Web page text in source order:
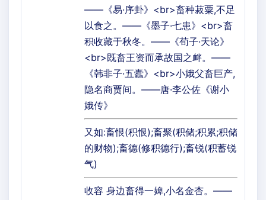
——《易·序卦》<br>畜种菽粟,不足
以食之。——《墨子·七患》<br>畜
积收藏于秋冬。——《荀子·天论》
<br>既畜王资而承故国之衅。——
《韩非子·五蠹》<br>小娥父畜巨产,
隐名商贾间。——唐·李公佐《谢小
娥传》
又如:畜恨(积恨);畜聚(积储;积累;积储
的财物);畜德(修积德行);畜锐(积蓄锐
气)
收容 身边畜得一婢,小名金杏。——